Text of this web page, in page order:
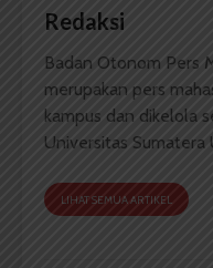
Redaksi
Badan Otonom Pers
merupakan pers
kampus dan dikelola
Universitas Sumatera
LIHAT SEMUA ARTIKEL